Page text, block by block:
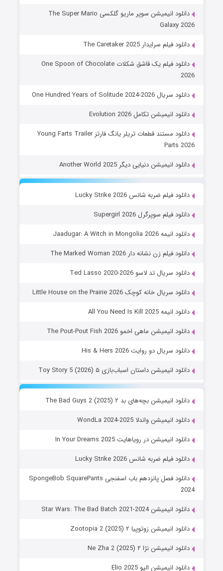
دانلود انیمیشن سوپر ماریو گلکسی The Super Mario
Galaxy 2026
دانلود فیلم سرایدار The Caretaker 2025
دانلود فیلم یک قاشق شکلات One Spoon of Chocolate
2026
دانلود سریال One Hundred Years of Solitude 2024-2026
دانلود انیمیشن تکامل Evolution 2026
دانلود مستند قطعات تریلر یانگ فارتز Young Farts Trailer
Parts 2026
دانلود انیمیشن دنیایی دیگر Another World 2025
دانلود فیلم ضربه شانس Lucky Strike 2026
دانلود فیلم سوپرگرل Supergirl 2026
دانلود انیمه Jaadugar: A Witch in Mongolia 2026
دانلود فیلم زن نشانه دار The Marked Woman 2026
دانلود سریال تد لاسو Ted Lasso 2020-2026
دانلود سریال خانه کوچک Little House on the Prairie 2026
دانلود انیمه All You Need Is Kill 2025
دانلود انیمیشن ماهی اخمو The Pout-Pout Fish 2026
دانلود سریال دو روایت His & Hers 2026
دانلود انیمیشن داستان اسباب‌بازی ۵ Toy Story 5 (2026)
دانلود انیمیشن بچه‌های بد ۲ The Bad Guys 2 (2025)
دانلود انیمیشن واندلا WondLa 2024-2025
دانلود انیمیشن در رویاهایت In Your Dreams 2025
دانلود فیلم ضربه شانس Lucky Strike 2026
دانلود فصل پانزدهم باب اسفنجی SpongeBob SquarePants
2024
دانلود انیمیشن Star Wars: The Bad Batch 2021-2024
دانلود انیمیشن زوتوپیا ۲ Zootopia 2 (2025)
دانلود انیمیشن نژا ۲ Ne Zha 2 (2025)
دانلود انیمیشن الیو Elio 2025